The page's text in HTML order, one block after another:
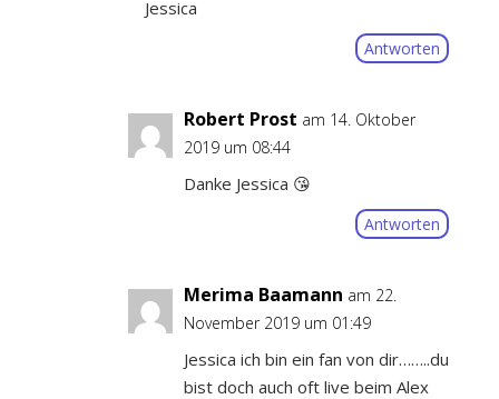
Jessica
Antworten
Robert Prost am 14. Oktober
2019 um 08:44
Danke Jessica 😘
Antworten
Merima Baamann am 22.
November 2019 um 01:49
Jessica ich bin ein fan von dir……..du
bist doch auch oft live beim Alex